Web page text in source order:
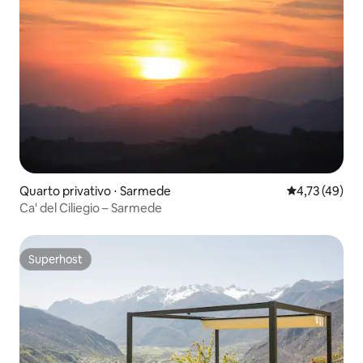
Quarto privativo ⋅ Sarmede 4,73 de uma
4,73 (49)
Ca' del Ciliegio – Sarmede
Superhost
Superhost